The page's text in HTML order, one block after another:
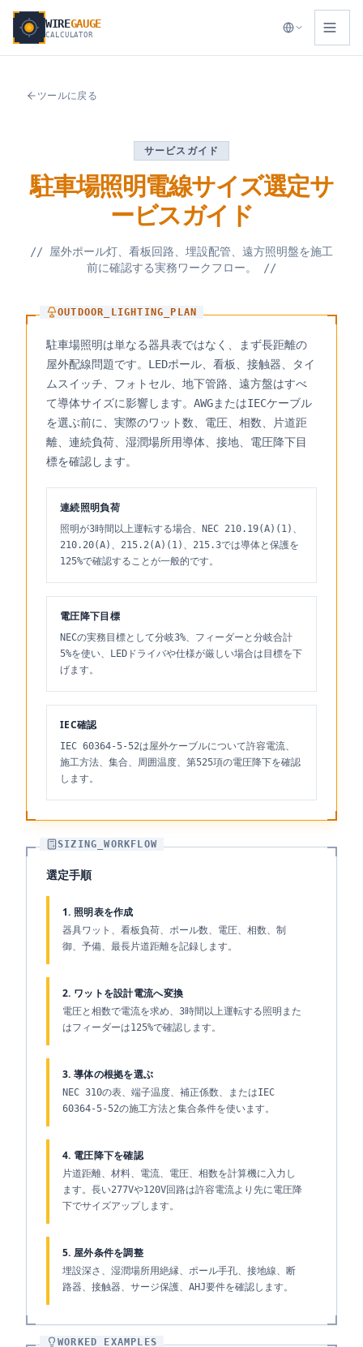
WIREGAUGE
CALCULATOR
ツールに戻る
サービスガイド
駐車場照明電線サイズ選定サ
ービスガイド
//
屋外ポール灯、看板回路、埋設配管、遠方照明盤を施工
前に確認する実務ワークフロー。
//
OUTDOOR_LIGHTING_PLAN
駐車場照明は単なる器具表ではなく、まず長距離の
屋外配線問題です。LEDポール、看板、接触器、タイ
ムスイッチ、フォトセル、地下管路、遠方盤はすべ
て導体サイズに影響します。AWGまたはIECケーブル
を選ぶ前に、実際のワット数、電圧、相数、片道距
離、連続負荷、湿潤場所用導体、接地、電圧降下目
標を確認します。
連続照明負荷
照明が3時間以上運転する場合、NEC 210.19(A)(1)、
210.20(A)、215.2(A)(1)、215.3では導体と保護を
125%で確認することが一般的です。
電圧降下目標
NECの実務目標として分岐3%、フィーダーと分岐合計
5%を使い、LEDドライバや仕様が厳しい場合は目標を下
げます。
IEC確認
IEC 60364-5-52は屋外ケーブルについて許容電流、
施工方法、集合、周囲温度、第525項の電圧降下を確認
します。
SIZING_WORKFLOW
選定手順
1. 照明表を作成
器具ワット、看板負荷、ポール数、電圧、相数、制
御、予備、最長片道距離を記録します。
2. ワットを設計電流へ変換
電圧と相数で電流を求め、3時間以上運転する照明また
はフィーダーは125%で確認します。
3. 導体の根拠を選ぶ
NEC 310の表、端子温度、補正係数、またはIEC
60364-5-52の施工方法と集合条件を使います。
4. 電圧降下を確認
片道距離、材料、電流、電圧、相数を計算機に入力し
ます。長い277Vや120V回路は許容電流より先に電圧降
下でサイズアップします。
5. 屋外条件を調整
埋設深さ、湿潤場所用絶縁、ポール手孔、接地線、断
路器、接触器、サージ保護、AHJ要件を確認します。
WORKED_EXAMPLES